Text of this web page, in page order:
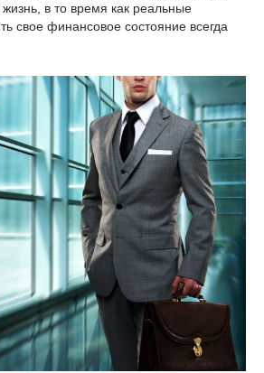
жизнь, в то время как реальные
свое финансовое состояние всегда